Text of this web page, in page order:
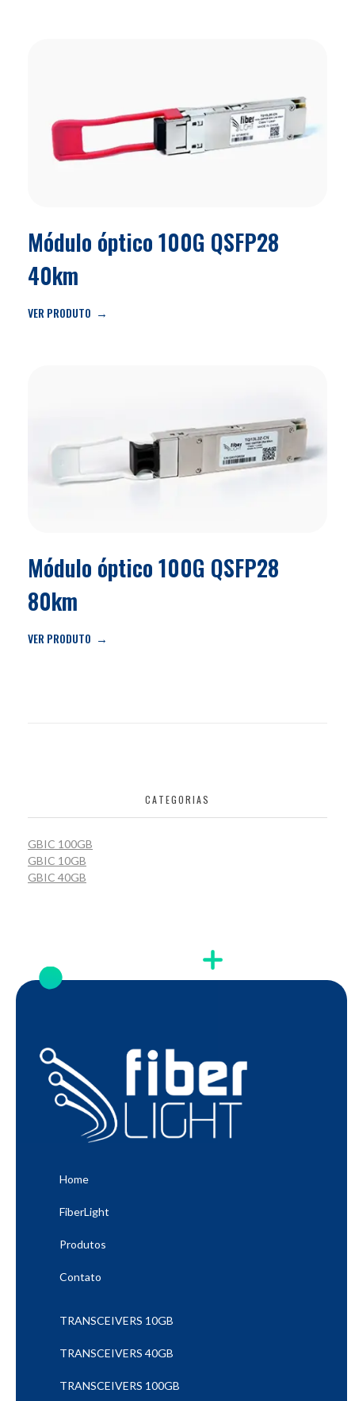
Módulo óptico 100G QSFP28
40km
VER PRODUTO
Módulo óptico 100G QSFP28
80km
VER PRODUTO
CATEGORIAS
GBIC 100GB
GBIC 10GB
GBIC 40GB
Home
FiberLight
Produtos
Contato
TRANSCEIVERS 10GB
TRANSCEIVERS 40GB
TRANSCEIVERS 100GB